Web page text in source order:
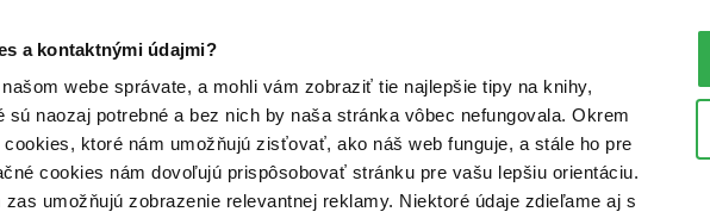
a kontaktnými údajmi?
webe správate, a mohli vám zobraziť tie najlepšie tipy na knihy,
naozaj potrebné a bez nich by naša stránka vôbec nefungovala. Okrem
ktoré nám umožňujú zisťovať, ako náš web funguje, a stále ho pre
cookies nám dovoľujú prispôsobovať stránku pre vašu lepšiu orientáciu.
umožňujú zobrazenie relevantnej reklamy. Niektoré údaje zdieľame aj s